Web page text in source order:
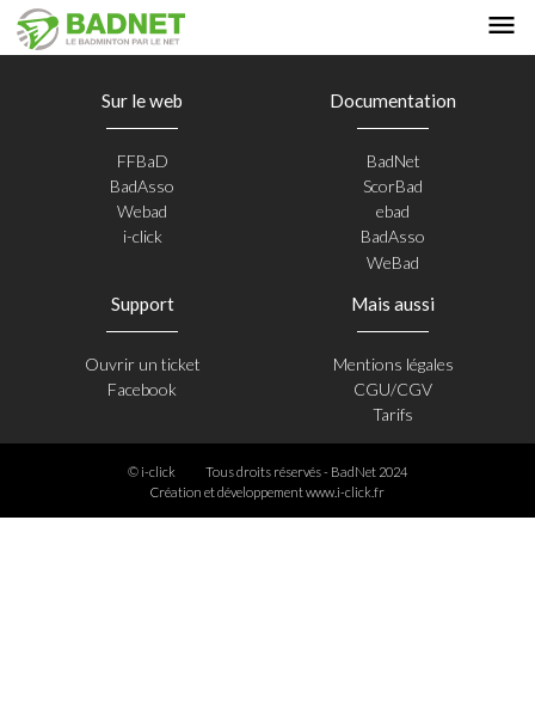
Sur le web
FFBaD
BadAsso
Webad
i-click
Documentation
BadNet
ScorBad
ebad
BadAsso
WeBad
Support
Ouvrir un ticket
Facebook
Mais aussi
Mentions légales
CGU/CGV
Tarifs
© i-click
Tous droits réservés - BadNet 2024
Création et développementwww.i-click.fr